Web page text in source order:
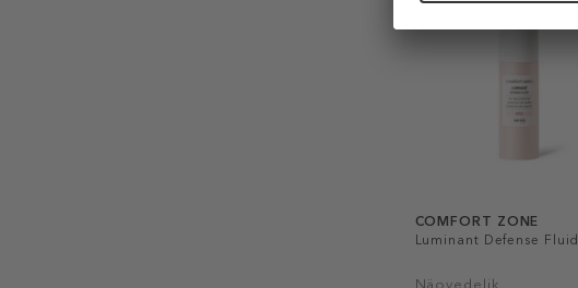
COMFORT ZONE
Luminant Defense Fluid
Näovedelik